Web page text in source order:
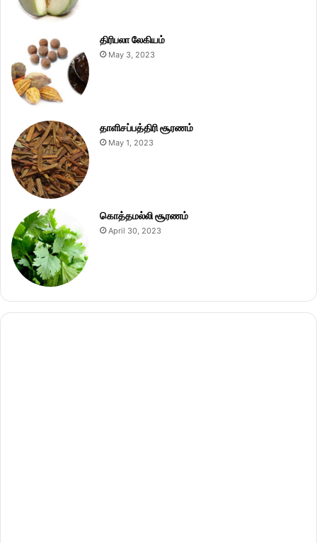
திரிபலா லேகியம்
May 3, 2023
தாளிசப்பத்திரி சூரணம்
May 1, 2023
கொத்தமல்லி சூரணம்
April 30, 2023